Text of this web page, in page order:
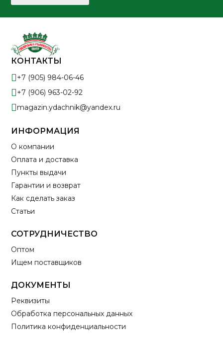
КОНТАКТЫ
+7 (905) 984-06-46
+7 (906) 963-02-92
magazin.ydachnik@yandex.ru
ИНФОРМАЦИЯ
О компании
Оплата и доставка
Пункты выдачи
Гарантии и возврат
Как сделать заказ
Статьи
СОТРУДНИЧЕСТВО
Оптом
Ищем поставщиков
ДОКУМЕНТЫ
Реквизиты
Обработка персональных данных
Политика конфиденциальности